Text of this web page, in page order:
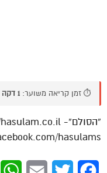
⏱️ זמן קריאה משוער: 1 דקה
hasulams